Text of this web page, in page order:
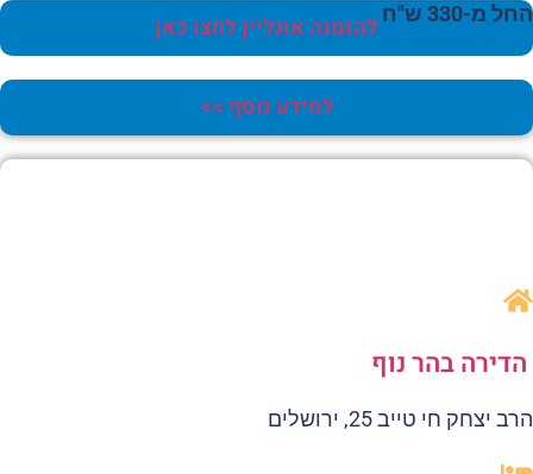
מ-330 ש"ח להזמנה אונליין לחצו כאן
למידע נוסף >>
בהר נוף
יצחק חי טייב 25, ירושלים